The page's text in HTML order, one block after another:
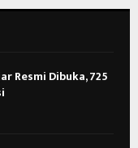
Resmi Dibuka, 725